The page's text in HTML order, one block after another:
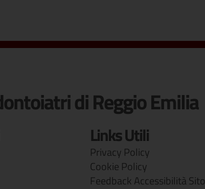
di Reggio Emilia
Links Utili
Privacy Policy
Cookie Policy
Feedback Accessibilità Sito